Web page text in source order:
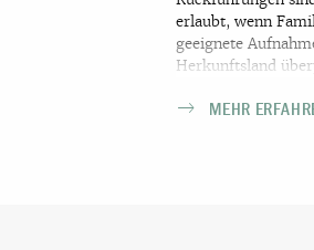
erlaubt, wenn
geeignete
Herkunftsland
Empfang nehmen,
MEHR